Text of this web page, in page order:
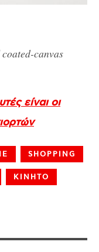
canvas
είναι οι
SHOPPING
ΚΙΝΗΤΟ